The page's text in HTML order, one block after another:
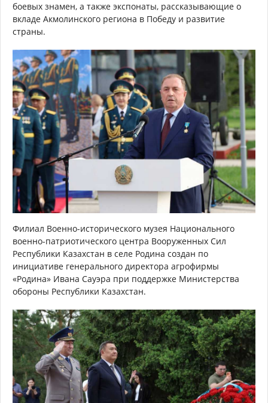
боевых знамен, а также экспонаты, рассказывающие о
вкладе Акмолинского региона в Победу и развитие
страны.
Филиал Военно-исторического музея Национального
военно-патриотического центра Вооруженных Сил
Республики Казахстан в селе Родина создан по
инициативе генерального директора агрофирмы
«Родина» Ивана Сауэра при поддержке Министерства
обороны Республики Казахстан.